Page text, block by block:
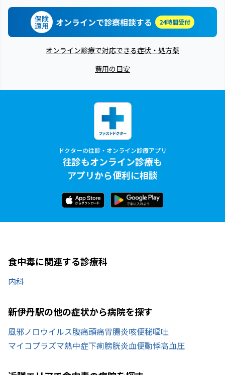
保険
適用 オンラインで診察相談する 24時間受付
オンライン診療で対応できる症状・処方薬
費用の目安
ドクターの往診・オンライン診療アプリ
往診もオンライン診療も
アプリから便利に相談
食中毒に関連する診療科
内科
新伊丹駅の他の症状から病院を探す
風邪ノロウイルス腹痛頭痛胃腸炎咳便秘嘔吐
マイコプラズマ熱中症下痢膀胱炎血便動悸高血圧